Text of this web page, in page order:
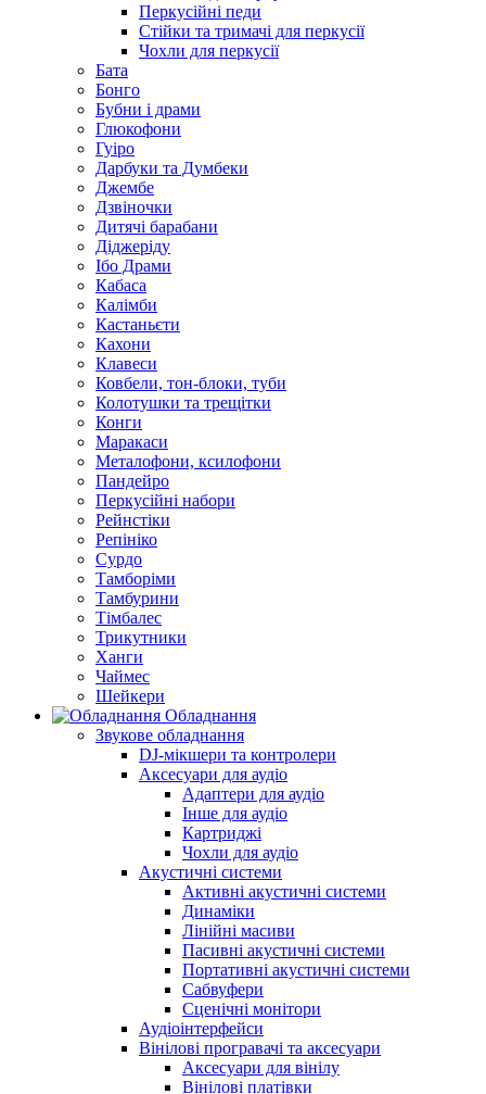
Перкусійні педи
Стійки та тримачі для перкусії
Чохли для перкусії
Бата
Бонго
Бубни і драми
Глюкофони
Гуіро
Дарбуки та Думбеки
Джембе
Дзвіночки
Дитячі барабани
Діджеріду
Ібо Драми
Кабаса
Калімби
Кастаньєти
Кахони
Клавеси
Ковбели, тон-блоки, туби
Колотушки та трещітки
Конги
Маракаси
Металофони, ксилофони
Пандейро
Перкусійні набори
Рейнстіки
Репініко
Сурдо
Тамборіми
Тамбурини
Тімбалес
Трикутники
Ханги
Чаймес
Шейкери
Обладнання
Звукове обладнання
DJ-мікшери та контролери
Аксесуари для аудіо
Адаптери для аудіо
Інше для аудіо
Картриджі
Чохли для аудіо
Акустичні системи
Активні акустичні системи
Динаміки
Лінійні масиви
Пасивні акустичні системи
Портативні акустичні системи
Сабвуфери
Сценічні монітори
Аудіоінтерфейси
Вінілові програвачі та аксесуари
Аксесуари для вінілу
Вінілові платівки